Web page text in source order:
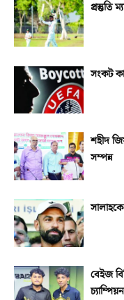
প্রস্তুতি
সংকট
শহীদ
সম্পন্ন
বেইজ
চ্যাম্পিয়ন